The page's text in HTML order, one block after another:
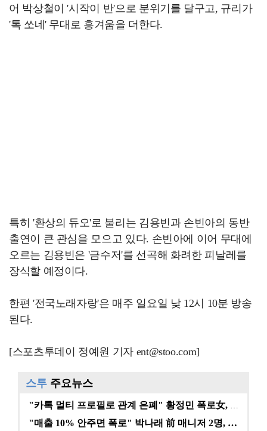
어 박상철이 '시작이 반'으로 분위기를 달구고, 규리가
'톡 쏘네' 무대로 흥겨움을 더한다.
특히 '환상의 듀오'로 불리는 김용빈과 손빈아의 동반
출연이 큰 관심을 모으고 있다. 손빈아에 이어 무대에
오르는 김용빈은 '금수저'를 선곡해 화려한 피날레를
장식할 예정이다.
한편 '전국노래자랑'은 매주 일요일 낮 12시 10분 방송
된다.
[스포츠투데이 정예원 기자 ent@stoo.com]
스투 주요뉴스
"카톡 멀티 프로필로 관계 은폐" 황정민 폭로女, 문자…
"매출 10% 안주면 폭로" 박나래 前 매니저 2명, …